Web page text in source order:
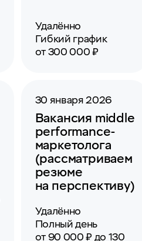
Удалённо
Гибкий график
от 300 000 ₽
30 января 2026
Вакансия middle
performance-
маркетолога
(рассматриваем
резюме
на перспективу)
Удалённо
Полный день
от 90 000 ₽ до 130